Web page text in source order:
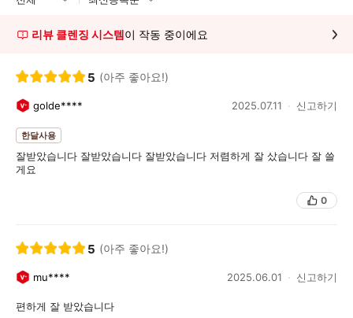
리뷰 클렌징 시스템이 작동 중이에요
5 (아주 좋아요!)
golde**** 2025.07.11 신고하기
한달사용
잘받았습니다 잘받았습니다 잘받았습니다 저렴하게 잘 샀습니다 잘 쓸
게요
0
5 (아주 좋아요!)
mu**** 2025.06.01 신고하기
편하게 잘 받았습니다